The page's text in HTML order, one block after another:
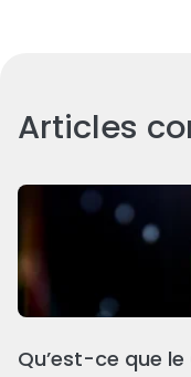
Articles
Qu’est-ce que